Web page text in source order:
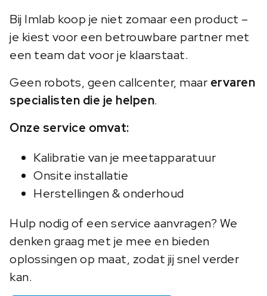
Bij Imlab koop je niet zomaar een product –
je kiest voor een betrouwbare partner met
een team dat voor je klaarstaat.
Geen robots, geen callcenter, maar ervaren
specialisten die je helpen.
Onze service omvat:
Kalibratie van je meetapparatuur
Onsite installatie
Herstellingen & onderhoud
Hulp nodig of een service aanvragen? We
denken graag met je mee en bieden
oplossingen op maat, zodat jij snel verder
kan.